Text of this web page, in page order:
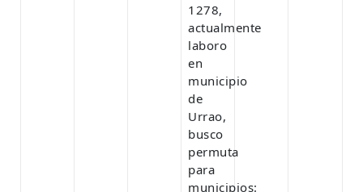
1278,
actualmente
laboro
en
municipio
de
Urrao,
busco
permuta
para
municipios: